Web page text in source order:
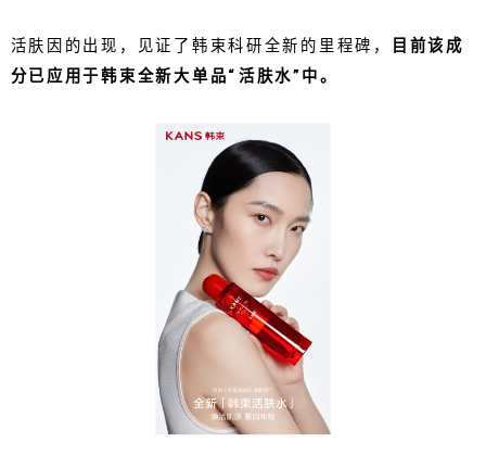
活肤因的出现，见证了韩束科研全新的里程碑，
目前该成
分已应用于韩束全新大单品“活肤水”中。